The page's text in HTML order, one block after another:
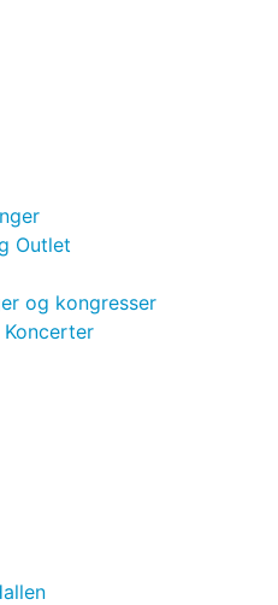
Outlet
og kongresser